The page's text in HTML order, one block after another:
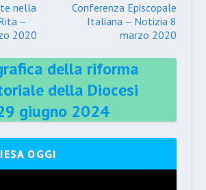
nella
–
2020
Conferenza Episcopale
Italiana – Notizia 8
marzo 2020
della riforma
della Diocesi
giugno 2024
OGGI